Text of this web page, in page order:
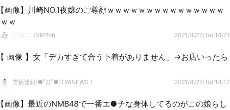
【画像】川崎NO.1夜嬢のご尊顔ｗｗｗｗｗｗｗｗｗｗｗｗｗｗｗ
ｗｗ
ニコニコVIP2ch 2021/4/27(Tu) 14:21
【 画像 】女「デカすぎて合う下着がありません」→お店いったら
雪夜速報(●ﾟДﾟ●)TWINEWS！ 2021/4/27(Tu) 14:17
【画像】最近のNMB48で一番エ●チな身体してるのがこの娘らし